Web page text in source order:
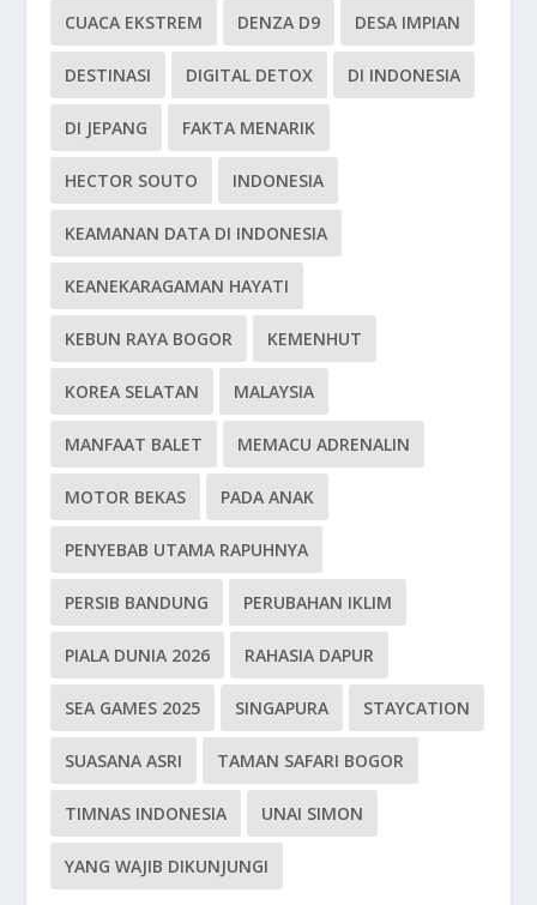
CUACA EKSTREM DENZA D9 DESA IMPIAN
DESTINASI DIGITAL DETOX DI INDONESIA
DI JEPANG FAKTA MENARIK
HECTOR SOUTO INDONESIA
KEAMANAN DATA DI INDONESIA
KEANEKARAGAMAN HAYATI
KEBUN RAYA BOGOR KEMENHUT
KOREA SELATAN MALAYSIA
MANFAAT BALET MEMACU ADRENALIN
MOTOR BEKAS PADA ANAK
PENYEBAB UTAMA RAPUHNYA
PERSIB BANDUNG PERUBAHAN IKLIM
PIALA DUNIA 2026 RAHASIA DAPUR
SEA GAMES 2025 SINGAPURA STAYCATION
SUASANA ASRI TAMAN SAFARI BOGOR
TIMNAS INDONESIA UNAI SIMON
YANG WAJIB DIKUNJUNGI